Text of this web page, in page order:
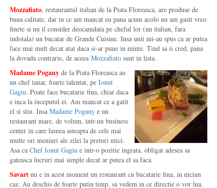
Mozzafiato, restaurantul italian de la Piata Floreasca, are produse de
buna calitate, dar in ce am mancat eu pana acum acolo nu am gasit vreo
finete si nu il consider deocamdata pe cheful lor (un italian, fara
indoiala) un bucatar de Grande Cuisine. Insa unii mi-au spus ca ar putea
face mai mult decat atat daca si-ar pune in minte. Tind sa ii cred, pana
la dovada contrarie, de aceea Mozzafiato sunt in lista.
Madame Pogany de la Piata Floreasca au
un chef tanar, foarte talentat, pe Ionut
Gagiu. Poate face bucatarie fina, chiar daca
e inca la inceputul ei. Am mancat ce a gatit
el si stiu. Insa Madame Pogany e un
restaurant mare, de volum, intr-un business
center in care lumea asteapta de cele mai
multe ori meniuri ale zilei la preturi mici.
Asa ca Chef Ionut Gagiu e intr-o pozitie ingrata, obligat adesea sa
gateasca lucruri mai simple decat ar putea el sa faca.
Savart nu e in acest moment un restaurant cu bucatarie fina, in niciun
caz. Au deschis de foarte putin timp, sa vedem in ce directie o vor lua.